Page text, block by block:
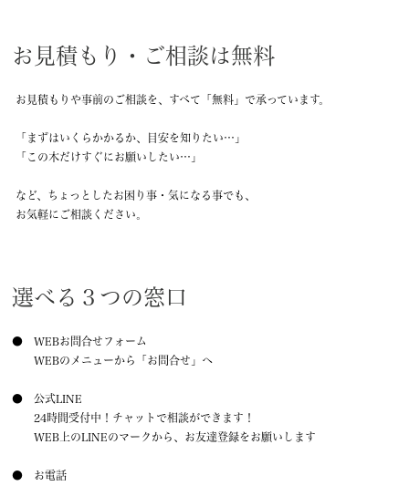
お見積もり・ご相談は無料
お見積もりや事前のご相談を、すべて「無料」で承っています。
「まずはいくらかかるか、目安を知りたい…」
「この木だけすぐにお願いしたい…」
など、ちょっとしたお困り事・気になる事でも、
お気軽にご相談ください。
選べる３つの窓口
● WEBお問合せフォーム
WEBのメニューから「お問合せ」へ
● 公式LINE
24時間受付中！チャットで相談ができます！
WEB上のLINEのマークから、お友達登録をお願いします
● お電話